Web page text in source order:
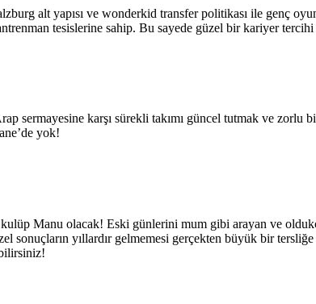
alt yapısı ve wonderkid transfer politikası ile genç
tesislerine sahip. Bu sayede güzel bir kariyer
karşı sürekli takımı güncel tutmak ve zorlu
yok!
Manu olacak! Eski günlerini mum gibi arayan ve
sonuçların yıllardır gelmemesi gerçekten büyük bir